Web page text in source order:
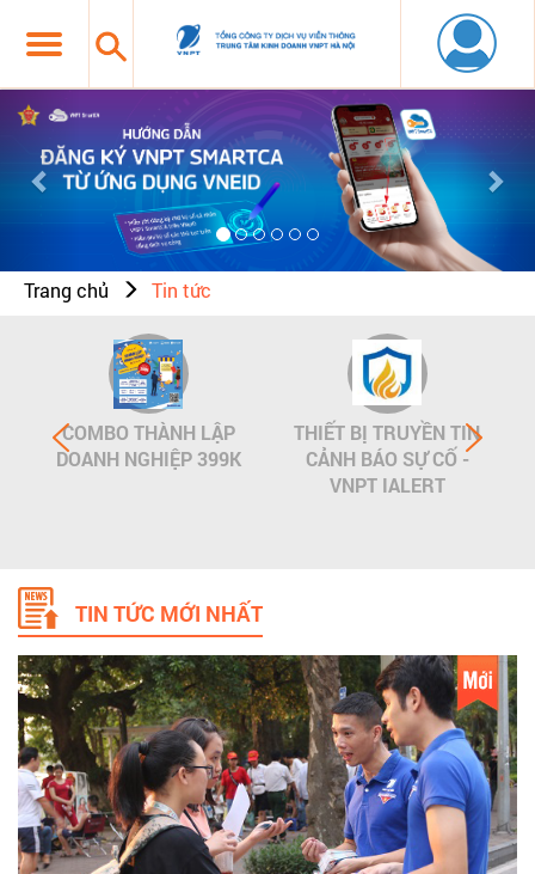
Previous
Trang chủ Tin tức
COMBO THÀNH LẬP
DOANH NGHIỆP 399K
THIẾT BỊ TRUYỀN TIN
CẢNH BÁO SỰ CỐ -
VNPT IALERT
TIN TỨC MỚI NHẤT